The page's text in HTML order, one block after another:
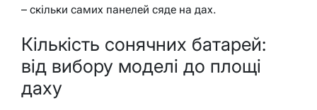
– скільки самих панелей сяде на дах.
Кількість сонячних батарей:
від вибору моделі до площі
даху